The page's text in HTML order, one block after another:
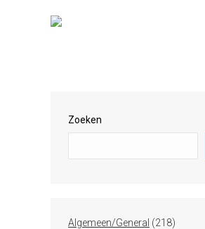
Zoeken
Algemeen/General 218218